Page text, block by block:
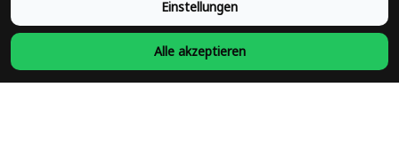
Rückgabepolitik
Einstellungen
Alle akzeptieren